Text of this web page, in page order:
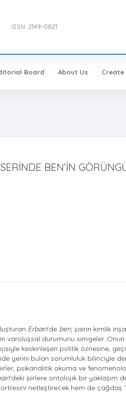
ISSN: 2149-0821
Board About Us Create
BEN’İN
Erbain’de ben; şairin kimlik
varoluşsal durumunu simgeler.
keskinleşen politik öznesine,
yerini bulan sorumluluk bilinciyle
psikanalitik okuma ve
’deki şiirlere ontolojik bir yaklaşım
netleştirecek hem de çağdaş